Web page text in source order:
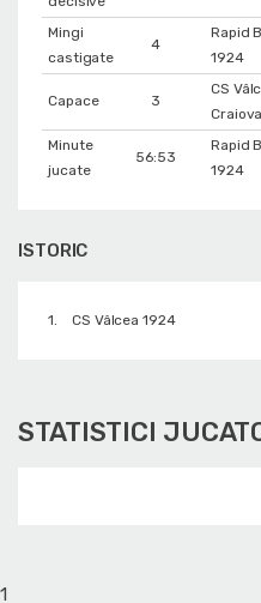
Mingi
castigate
4
Rapid
1924
Capace 3
CS
Craiova
Minute
jucate
56:53
Rapid
1924
ISTORIC
1. CS Vâlcea 1924
STATISTICI
1